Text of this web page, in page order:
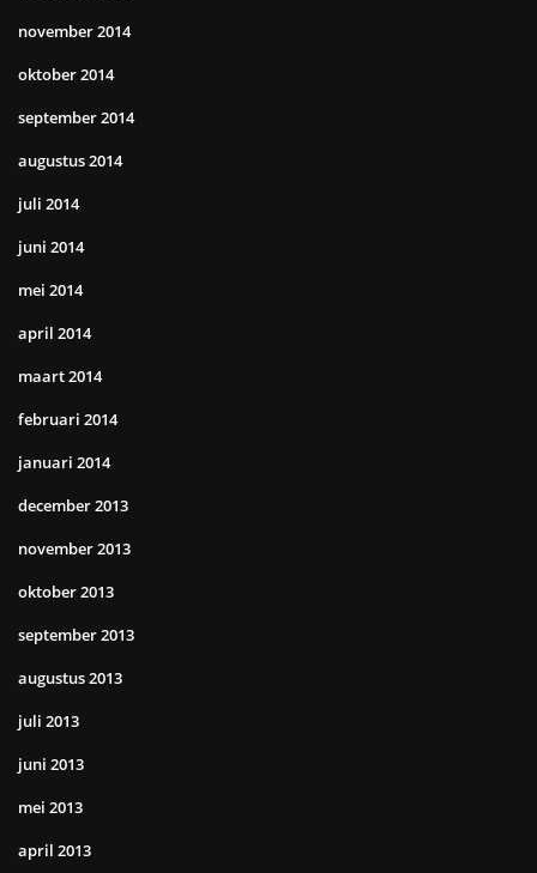
november 2014
oktober 2014
september 2014
augustus 2014
juli 2014
juni 2014
mei 2014
april 2014
maart 2014
februari 2014
januari 2014
december 2013
november 2013
oktober 2013
september 2013
augustus 2013
juli 2013
juni 2013
mei 2013
april 2013